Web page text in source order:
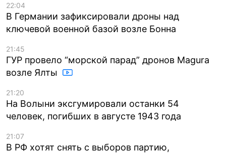
22:04
В Германии зафиксировали дроны над
ключевой военной базой возле Бонна
21:45
ГУР провело “морской парад” дронов Magura
возле Ялты
21:20
На Волыни эксгумировали останки 54
человек, погибших в августе 1943 года
21:07
В РФ хотят снять с выборов партию,